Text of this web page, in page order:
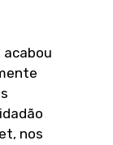
acabou
nos